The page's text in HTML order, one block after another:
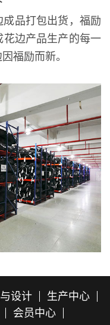
品打包出货，福励
边产品生产的每一
福励而新。
设计
生产中心
会员中心